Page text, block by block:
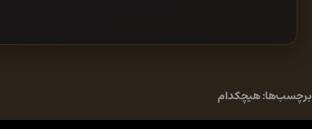
برچسب‌ها:هیچکدام